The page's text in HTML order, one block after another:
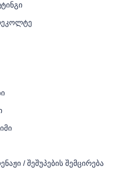
/ შეშუპების შემცირება